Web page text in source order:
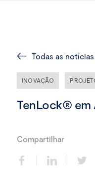
Todas as notícias
INOVAÇÃO
TenLock® em
Compartilhar